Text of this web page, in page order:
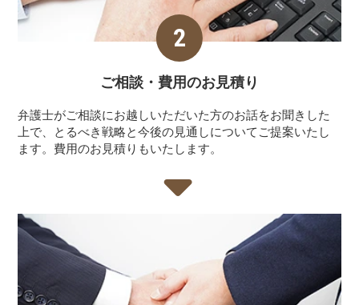
ご相談・費用のお見積り
弁護士がご相談にお越しいただいた方のお話をお聞きした
上で、とるべき戦略と今後の見通しについてご提案いたし
ます。費用のお見積りもいたします。